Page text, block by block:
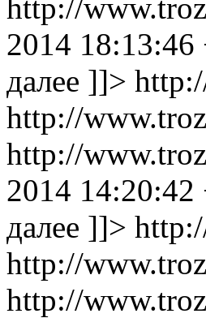
http://
2014 18:13:46
далее ]]>
http://
http://
2014 14:20:42
далее ]]>
http://
http://